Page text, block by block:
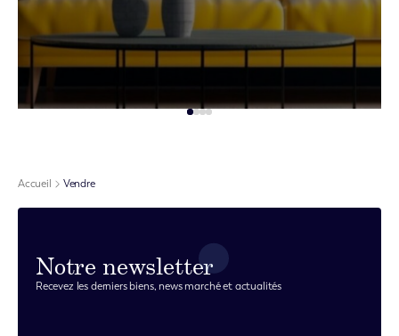
Accueil Vendre
Notre newsletter
Recevez les derniers biens, news marché et actualités